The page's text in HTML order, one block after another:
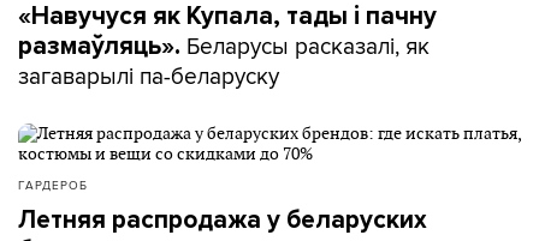
«Навучуся як Купала, тады і пачну
размаўляць». Беларусы расказалі, як
загаварылі па-беларуску
ГАРДЕРОБ
Летняя распродажа у беларуских